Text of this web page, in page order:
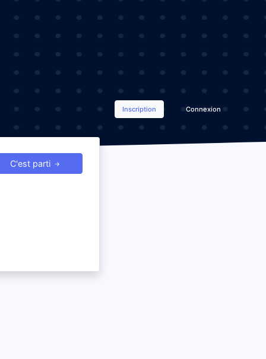
Inscription Connexion
C'est parti